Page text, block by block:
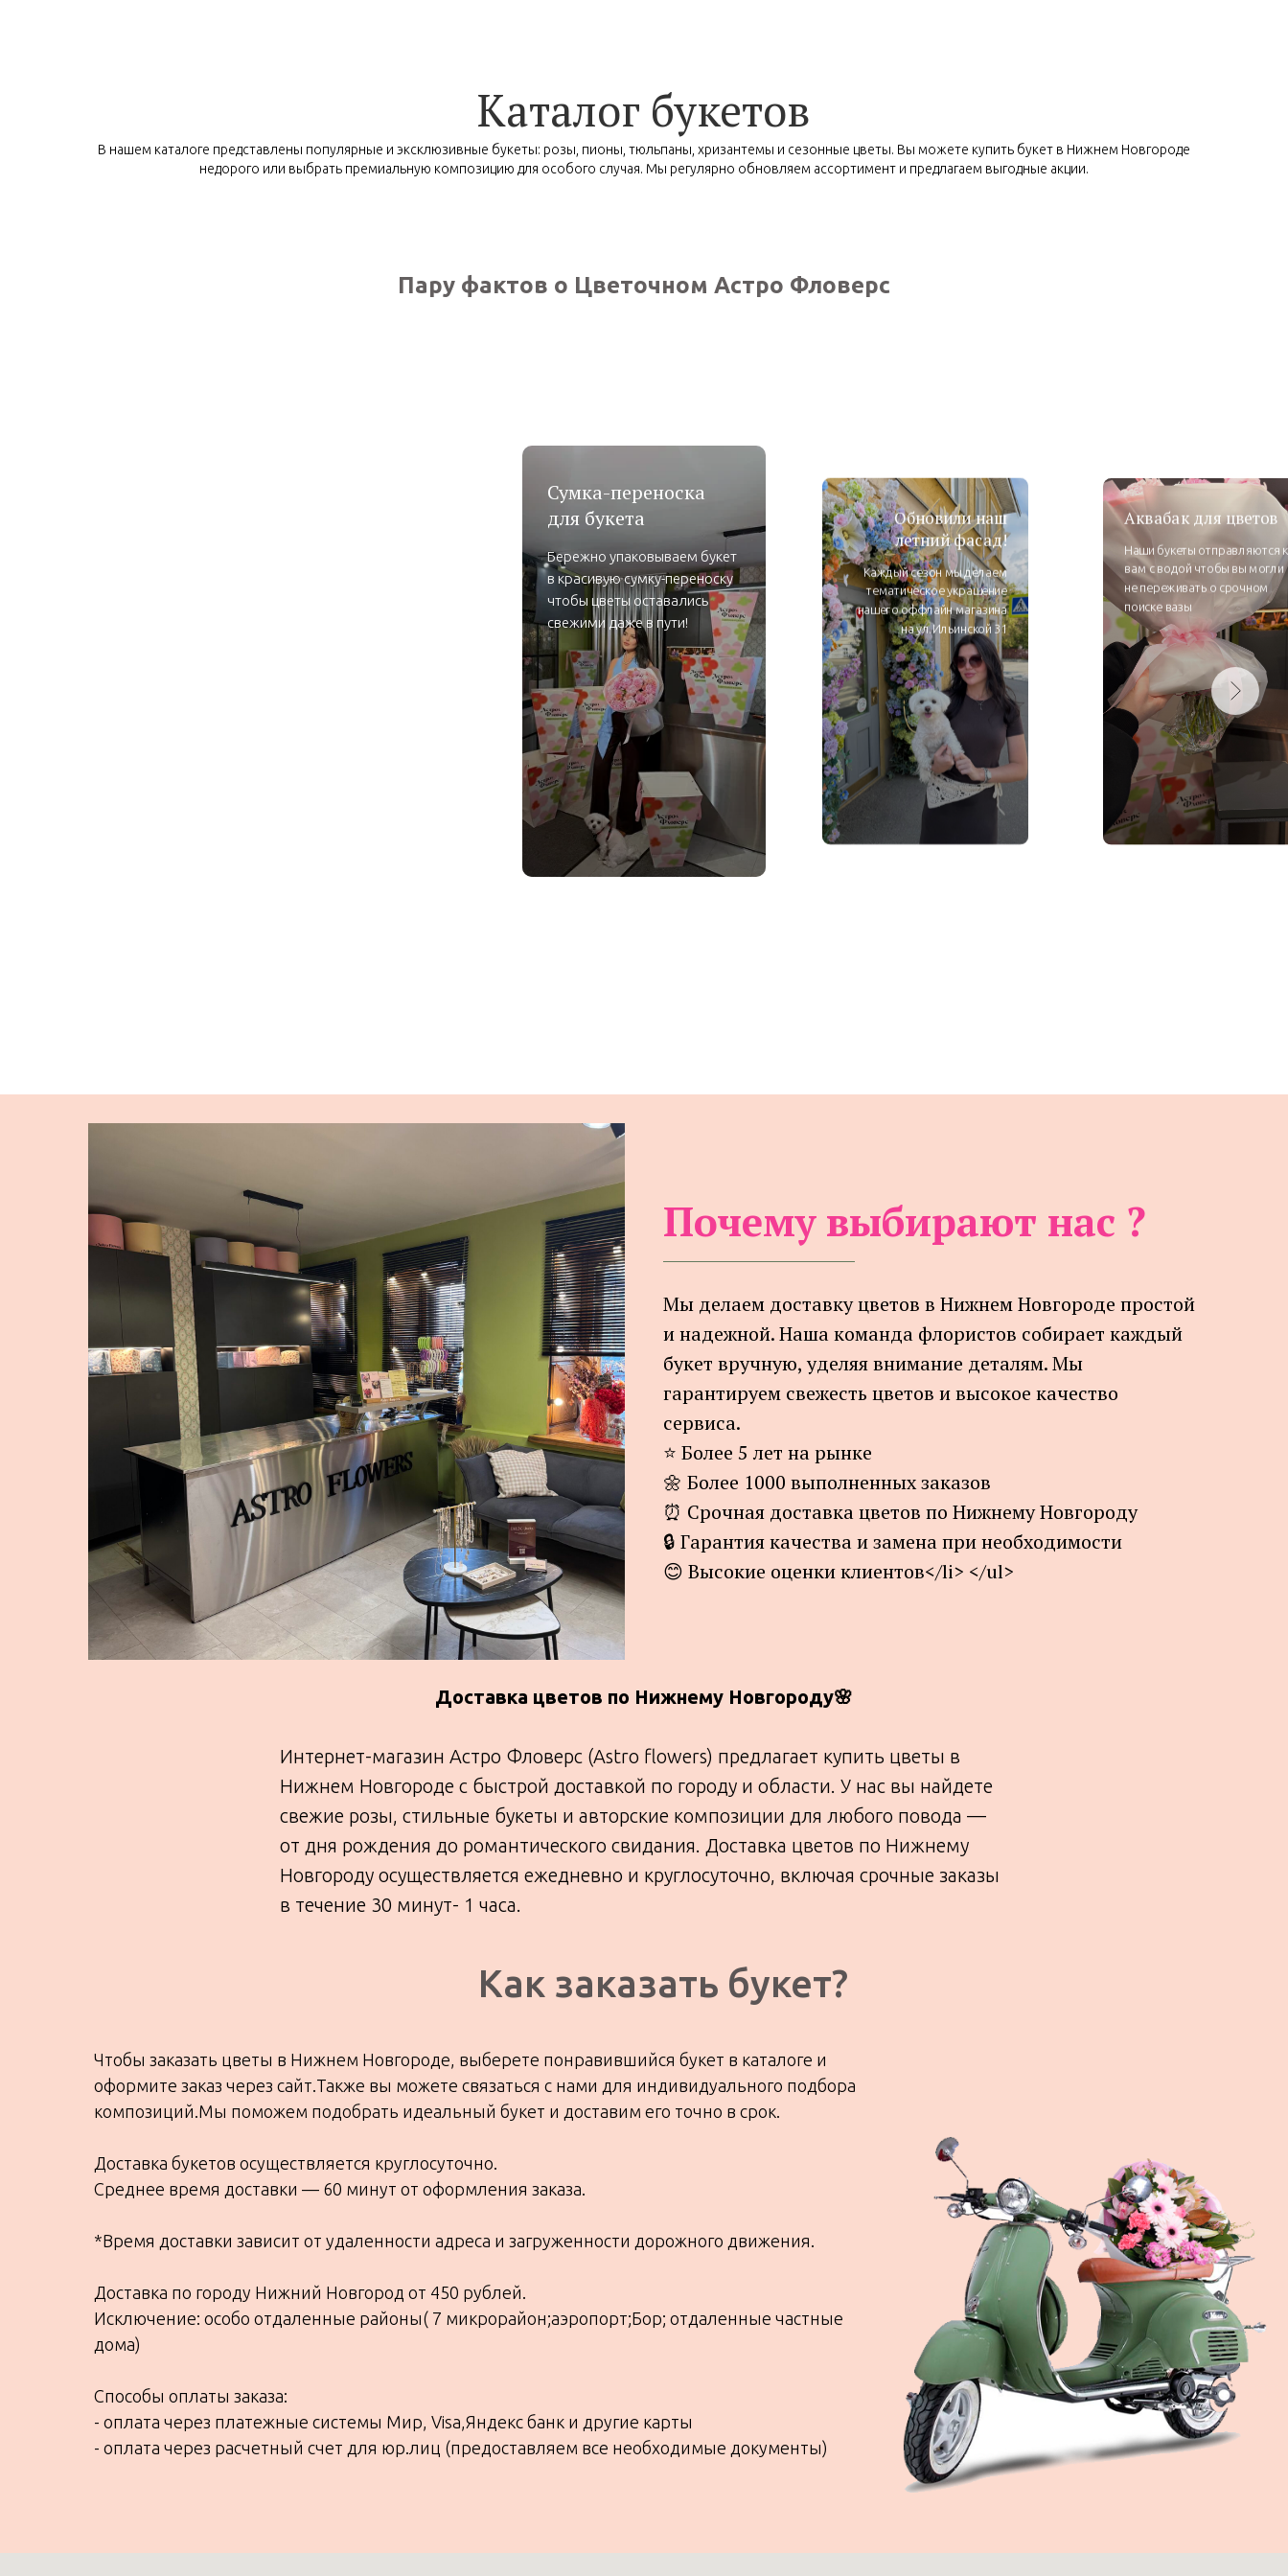
Каталог букетов
В нашем каталоге представлены популярные и эксклюзивные букеты: розы, пионы, тюльпаны, хризантемы и сезонные цветы. Вы можете купить букет в Нижнем Новгороде
недорого или выбрать премиальную композицию для особого случая. Мы регулярно обновляем ассортимент и предлагаем выгодные акции.
Пару фактов о Цветочном Астро Фловерс
Сумка-переноска
для букета
Бережно упаковываем букет
в красивую сумку-переноску
чтобы цветы оставались
свежими даже в пути!
Обновили наш
летний фасад!
Каждый сезон мы делаем
тематическое украшение
нашего оффлайн магазина
на ул.Ильинской 31
Аквабак для цветов
Наши букеты отправляются к
вам с водой чтобы вы могли
не переживать о срочном
поиске вазы
Почему выбирают нас ?
Мы делаем доставку цветов в Нижнем Новгороде простой
и надежной. Наша команда флористов собирает каждый
букет вручную, уделяя внимание деталям. Мы
гарантируем свежесть цветов и высокое качество
сервиса.
⭐ Более 5 лет на рынке
🌼 Более 1000 выполненных заказов
⏰ Срочная доставка цветов по Нижнему Новгороду
🔒 Гарантия качества и замена при необходимости
😊 Высокие оценки клиентов</li> </ul>
Доставка цветов по Нижнему Новгороду🌸
Интернет-магазин Астро Фловерс (Astro flowers) предлагает купить цветы в
Нижнем Новгороде с быстрой доставкой по городу и области. У нас вы найдете
свежие розы, стильные букеты и авторские композиции для любого повода —
от дня рождения до романтического свидания. Доставка цветов по Нижнему
Новгороду осуществляется ежедневно и круглосуточно, включая срочные заказы
в течение 30 минут- 1 часа.
Как заказать букет?
Чтобы заказать цветы в Нижнем Новгороде, выберете понравившийся букет в каталоге и
оформите заказ через сайт.Также вы можете связаться с нами для индивидуального подбора
композиций.Мы поможем подобрать идеальный букет и доставим его точно в срок.
Доставка букетов осуществляется круглосуточно.
Среднее время доставки — 60 минут от оформления заказа.
*Время доставки зависит от удаленности адреса и загруженности дорожного движения.
Доставка по городу Нижний Новгород от 450 рублей.
Исключение: особо отдаленные районы( 7 микрорайон;аэропорт;Бор; отдаленные частные
дома)
Способы оплаты заказа:
- оплата через платежные системы Мир, Visa,Яндекс банк и другие карты
- оплата через расчетный счет для юр.лиц (предоставляем все необходимые документы)